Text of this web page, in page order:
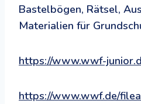
Bastelbögen, Rätsel,
Materialien für
https://www.wwf-
https://www.wwf.de/